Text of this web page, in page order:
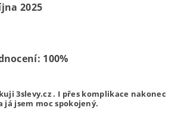
2025
100%
3slevy.cz . I přes komplikace nakonec
já jsem moc spokojený.